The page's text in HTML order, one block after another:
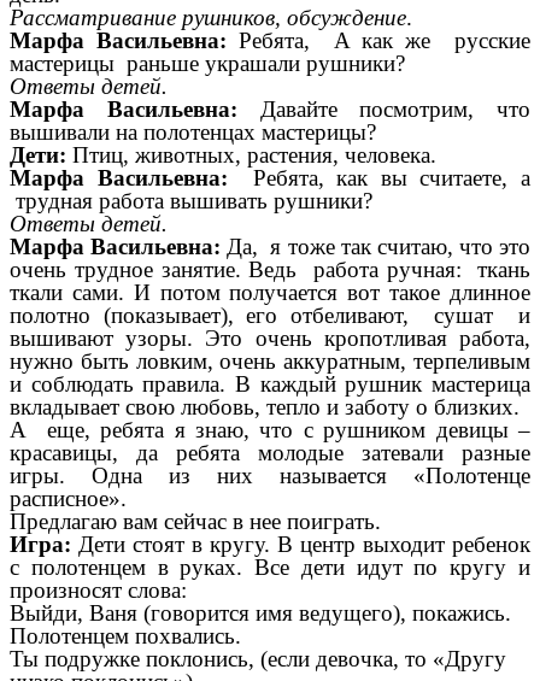
Рассматривание рушников, обсуждение.
Марфа Васильевна: Ребята, А как же русские
мастерицы раньше украшали рушники?
Ответы детей.
Марфа Васильевна: Давайте посмотрим, что
вышивали на полотенцах мастерицы?
Дети: Птиц, животных, растения, человека.
Марфа Васильевна: Ребята, как вы считаете, а
трудная работа вышивать рушники?
Ответы детей.
Марфа Васильевна: Да, я тоже так считаю, что это
очень трудное занятие. Ведь работа ручная: ткань
ткали сами. И потом получается вот такое длинное
полотно (показывает), его отбеливают, сушат и
вышивают узоры. Это очень кропотливая работа,
нужно быть ловким, очень аккуратным, терпеливым
и соблюдать правила. В каждый рушник мастерица
вкладывает свою любовь, тепло и заботу о близких.
А еще, ребята я знаю, что с рушником девицы –
красавицы, да ребята молодые затевали разные
игры. Одна из них называется «Полотенце
расписное».
Предлагаю вам сейчас в нее поиграть.
Игра: Дети стоят в кругу. В центр выходит ребенок
с полотенцем в руках. Все дети идут по кругу и
произносят слова:
Выйди, Ваня (говорится имя ведущего), покажись.
Полотенцем похвались.
Ты подружке поклонись, (если девочка, то «Другу